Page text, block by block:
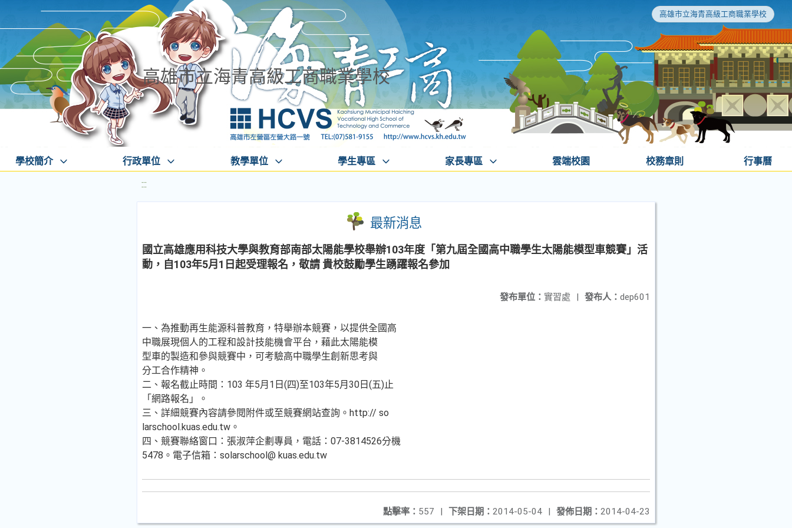
高雄市立海青高級工商職業學校
高雄市立海青高級工商職業學校
學校簡介 行政單位 教學單位 學生專區 家長專區 雲端校園 校務章則 行事曆
:::
最新消息
國立高雄應用科技大學與教育部南部太陽能學校舉辦103年度「第九屆全國高中職學生太陽能模型車競賽」活
動，自103年5月1日起受理報名，敬請 貴校鼓勵學生踴躍報名參加
發布人： dep601
發布單位： 實習處 |
一、為推動再生能源科普教育，特舉辦本競賽，以提供全國高
中職展現個人的工程和設計技能機會平台，藉此太陽能模
型車的製造和參與競賽中，可考驗高中職學生創新思考與
分工合作精神。
二、報名截止時間：103 年5月1日(四)至103年5月30日(五)止
「網路報名」。
三、詳細競賽內容請參閱附件或至競賽網站查詢。http:// so
larschool.kuas.edu.tw。
四、競賽聯絡窗口：張淑萍企劃專員，電話：07-3814526分機
5478。電子信箱：solarschool@ kuas.edu.tw
發佈日期： 2014-04-23
下架日期： 2014-05-04 |
點擊率： 557 |